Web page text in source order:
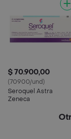
$ 70.900,00
(70900/und)
Seroquel Astra
Zeneca